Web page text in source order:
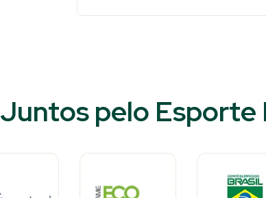
Juntos pelo Esporte